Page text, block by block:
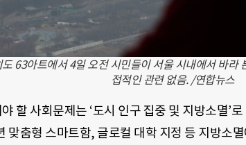
63아트에서 4일 오전 시민들이 서울 시내에서 바라
접적인 관련 없음. /연합뉴스
할 사회문제는 ‘도시 인구 집중 및 지방소멸’
맞춤형 스마트함, 글로컬 대학 지정 등 지방소